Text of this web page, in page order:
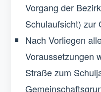
Vorgang der
Schulaufsicht) zur
Nach Vorliegen
Voraussetzungen
Straße zum